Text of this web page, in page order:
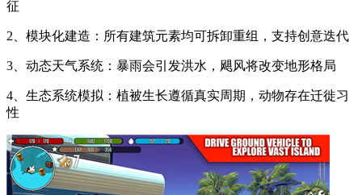
征
2、模块化建造：所有建筑元素均可拆卸重组，支持创意迭代
3、动态天气系统：暴雨会引发洪水，飓风将改变地形格局
4、生态系统模拟：植被生长遵循真实周期，动物存在迁徙习
性